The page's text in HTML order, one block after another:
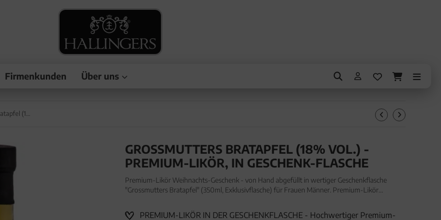
Firmenkunden Über uns
GROSSMUTTERS BRATAPFEL (18% VOL.) -
PREMIUM-LIKÖR, IN GESCHENK-FLASCHE
Premium-Likör Weihnachts-Geschenk - von Hand abgefüllt in wertiger Geschenkflasche
"Grossmutters Bratapfel" (350ml, Exklusivflasche) für Frauen Männer. Premium-Likör
PREMIUM-LIKÖR IN DER GESCHENKFLASCHE - Hochwertiger Premium-